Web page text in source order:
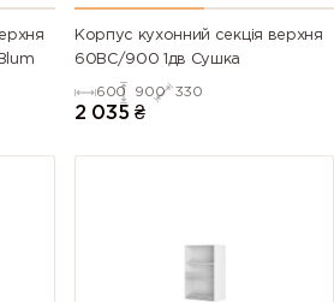
Корпус кухонний секцiя верхня
60ВС/900 1дв Сушка
600 900 330
2 035 ₴